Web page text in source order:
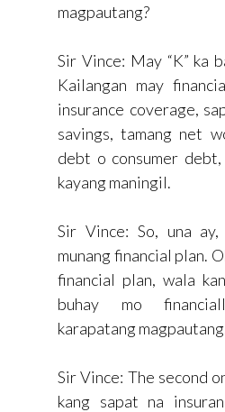
magpautang?
Sir Vince: May “K” ka
Kailangan may
insurance coverage,
savings, tamang net
debt o consumer
kayang maningil.
Sir Vince: So, una
munang financial plan.
financial plan, wala
buhay mo
karapatang
Sir Vince: The second
kang sapat na